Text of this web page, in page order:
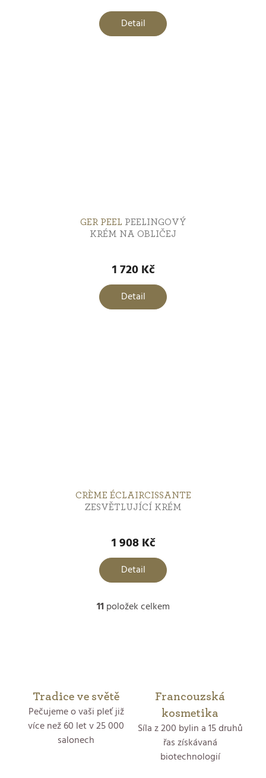
Detail
GER PEEL PEELINGOVÝ
KRÉM NA OBLIČEJ
1 720 Kč
Detail
CRÈME ÉCLAIRCISSANTE
ZESVĚTLUJÍCÍ KRÉM
1 908 Kč
Detail
11 položek celkem
Tradice ve světě
Pečujeme o vaši pleť již
více než 60 let v 25 000
salonech
Francouzská
kosmetika
Síla z 200 bylin a 15 druhů
řas získávaná
biotechnologií